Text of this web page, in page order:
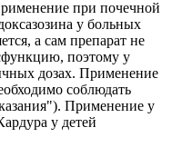
при почечной
у больных
а сам препарат не
поэтому у
дозах. Применение
соблюдать
Применение у
у детей